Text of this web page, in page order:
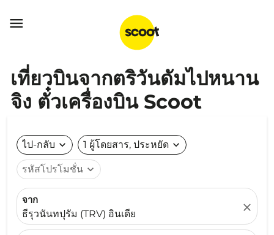

เที่ยวบินจากตริวันดัมไปหนาน
จิง ตั๋วเครื่องบิน Scoot
ไป-กลับ expand_more 1 ผู้โดยสาร, ประหยัด expand_more
รหัสโปรโมชั่น expand_more
จาก
ธีรุวนันทปุรัม (TRV) อินเดีย
close